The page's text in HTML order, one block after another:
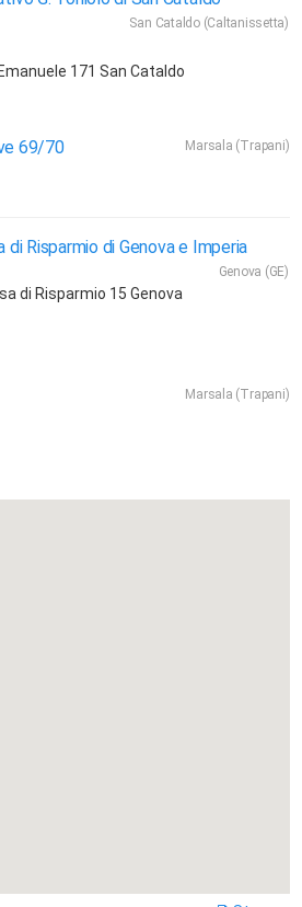
San Cataldo (Caltanissetta)
171 San Cataldo
69/70 Marsala (Trapani)
di Risparmio di Genova e Imperia
Genova (GE)
di Risparmio 15 Genova
Marsala (Trapani)